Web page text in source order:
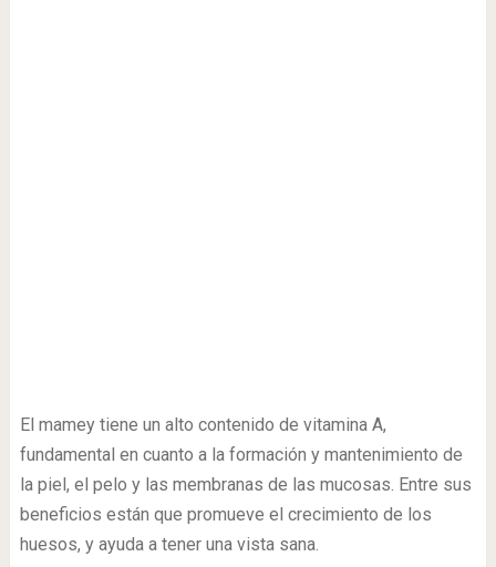
El mamey tiene un alto contenido de vitamina A,
fundamental en cuanto a la formación y mantenimiento de
la piel, el pelo y las membranas de las mucosas. Entre sus
beneficios están que promueve el crecimiento de los
huesos, y ayuda a tener una vista sana.